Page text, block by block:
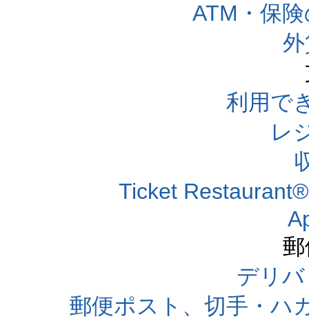
ATM・保
利用で
レ
Ticket
デリ
郵便ポスト、切手・ハ